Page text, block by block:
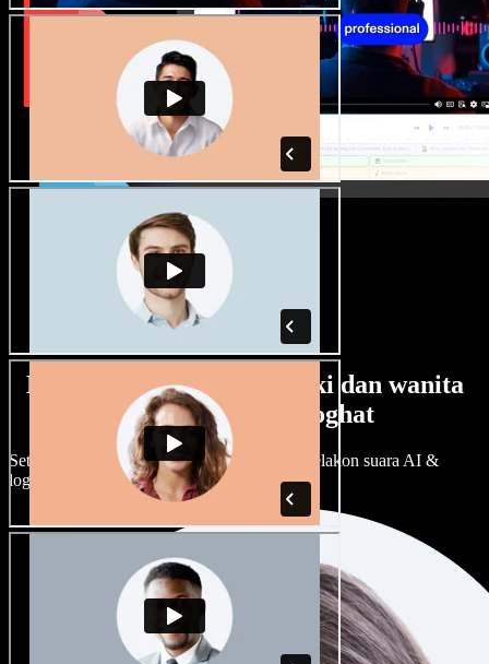
Banyak pilihan suara lelaki dan wanita
dengan pelbagai loghat
Setiap projek boleh jadi unik. Pilih ratusan pelakon suara AI &
loghat, laraskan ikut cita rasa anda.